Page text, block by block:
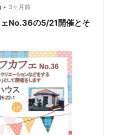
• 3ヶ月前
ェNo.36の5/21開催とそ